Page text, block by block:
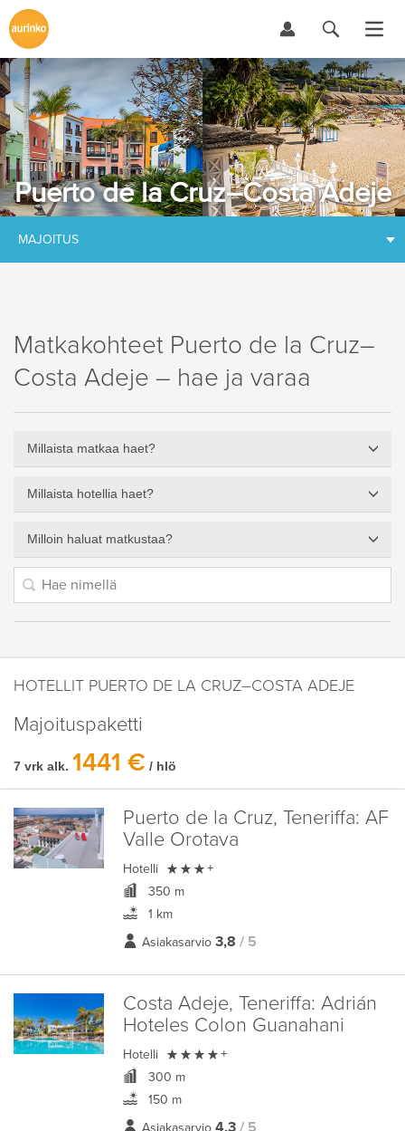
Puerto de la Cruz–Costa Adeje
MAJOITUS
Matkakohteet Puerto de la Cruz–
Costa Adeje – hae ja varaa
Millaista matkaa haet?
Millaista hotellia haet?
Milloin haluat matkustaa?
HOTELLIT PUERTO DE LA CRUZ–COSTA ADEJE
Majoituspaketti
7 vrk alk. 1441 € / hlö
Puerto de la Cruz, Teneriffa: AF
Valle Orotava
Hotelli  +
350 m
1 km
Asiakasarvio 3,8 / 5
Costa Adeje, Teneriffa: Adrián
Hoteles Colon Guanahani
Hotelli  +
300 m
150 m
Asiakasarvio 4,3 / 5